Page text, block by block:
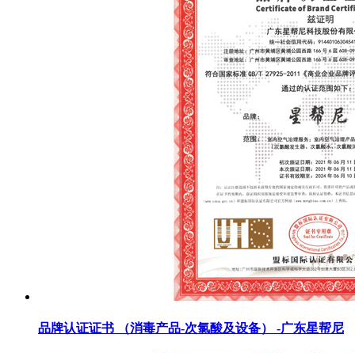
品牌认证证书 （消毒产品-次氯酸及设备） -广东星帮尼